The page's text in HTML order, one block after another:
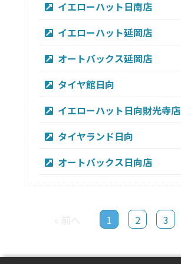
イエローハット日南店
イエローハット延岡店
オートバックス延岡店
タイヤ館日向
イエローハット日向財光寺店
タイヤランド日向
オートバックス日向店
« 前へ 1 2 3